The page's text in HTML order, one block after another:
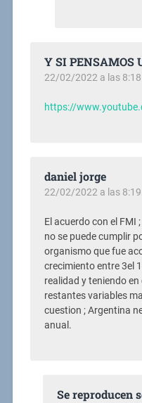
Y SI PENSAMOS
22/02/2022 a las 8:18
https://
daniel jorge
22/02/2022 a las 8:19
El acuerdo con el FMI
no se puede cumplir
organismo que fue
crecimiento entre 3el
realidad y teniendo
restantes variables
cuestion ; Argentina
anual.
Se reproducen